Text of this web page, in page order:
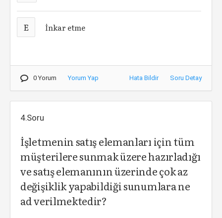
E İnkar etme
0 Yorum Yorum Yap Hata Bildir Soru Detay
4.Soru
İşletmenin satış elemanları için tüm
müşterilere sunmak üzere hazırladığı
ve satış elemanının üzerinde çok az
değişiklik yapabildiği sunumlara ne
ad verilmektedir?